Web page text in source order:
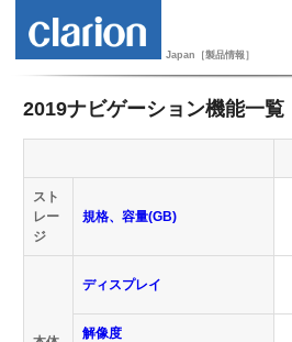
Japan［製品情報］
2019ナビゲーション機能一覧
スト
レー
ジ
規格、容量(GB)
ディスプレイ
解像度